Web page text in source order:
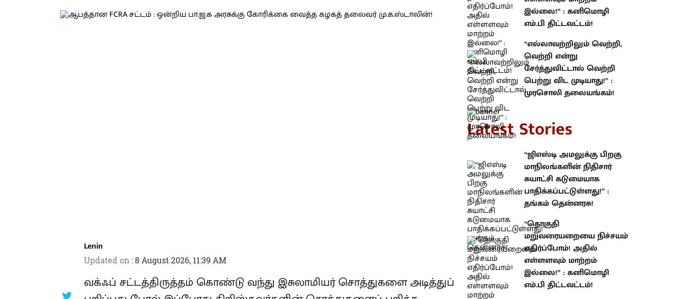
Updated on
வக்ஃப் சட்டத்திருத்தம் கொண்டு வந்து இசுலாமியர் சொத்துகளை
அடித்துப் பறிப்பது போல் இப்போது கிறிஸ்தவர்களின் சொத்துகளைப்
“எல்லாவற்றிலும் வெற்றி, வெற்றி
என்று சேர்த்துவிட்டால் வெற்றி
பெற்று விட முடியாது!” : முரசொலி
தலையங்கம்!
Latest Stories
“ஜிஎஸ்டி அமலுக்கு பிறகு
மாநிலங்களின் நிதிசார் சுயாட்சி
கடுமையாக பாதிக்கப்பட்டுள்ளது!” :
தங்கம் தென்னரசு!
“தொகுதி மறுவரையறையை
நிச்சயம் எதிர்ப்போம்! அதில்
எள்ளளவும் மாற்றம் இல்லை!” :
கனிமொழி எம்.பி திட்டவட்டம்!
“எல்லாவற்றிலும் வெற்றி, வெற்றி
என்று சேர்த்துவிட்டால் வெற்றி
பெற்று விட முடியாது!” : முரசொலி
தலையங்கம்!